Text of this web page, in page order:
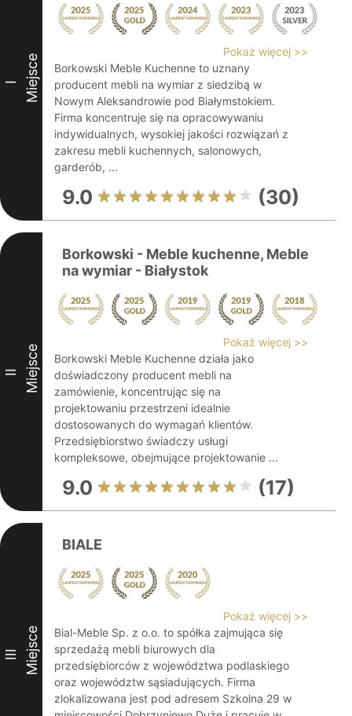
I Miejsce
Pokaż więcej >>
Borkowski Meble Kuchenne to uznany
producent mebli na wymiar z siedzibą w
Nowym Aleksandrowie pod Białymstokiem.
Firma koncentruje się na opracowywaniu
indywidualnych, wysokiej jakości rozwiązań z
zakresu mebli kuchennych, salonowych,
garderób, ...
9.0 (30)
II Miejsce
Borkowski - Meble kuchenne, Meble
na wymiar - Białystok
Pokaż więcej >>
Borkowski Meble Kuchenne działa jako
doświadczony producent mebli na
zamówienie, koncentrując się na
projektowaniu przestrzeni idealnie
dostosowanych do wymagań klientów.
Przedsiębiorstwo świadczy usługi
kompleksowe, obejmujące projektowanie ...
9.0 (17)
III Miejsce
BIALE
Pokaż więcej >>
Bial-Meble Sp. z o.o. to spółka zajmująca się
sprzedażą mebli biurowych dla
przedsiębiorców z województwa podlaskiego
oraz województw sąsiadujących. Firma
zlokalizowana jest pod adresem Szkolna 29 w